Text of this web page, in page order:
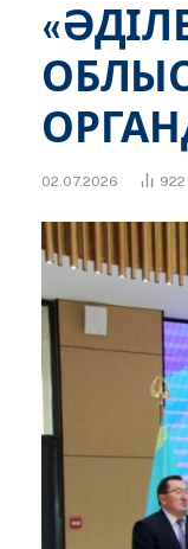
02.07.2026 922